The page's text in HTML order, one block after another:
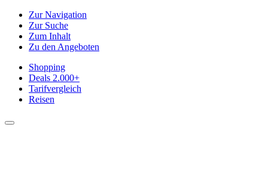
Zur Navigation
Zur Suche
Zum Inhalt
Zu den Angeboten
Shopping
Deals 2.000+
Tarifvergleich
Reisen